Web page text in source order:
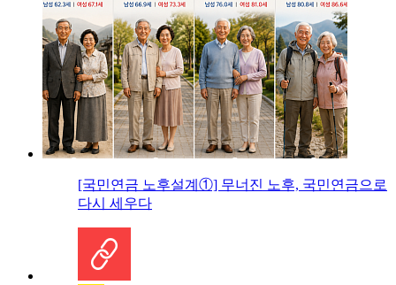
[국민연금 노후설계①] 무너진 노후, 국민연금으로
다시 세우다